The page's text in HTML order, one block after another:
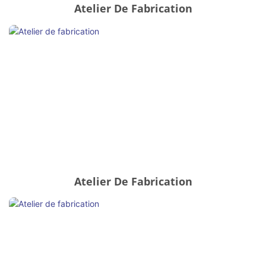
Atelier De Fabrication
Atelier De Fabrication